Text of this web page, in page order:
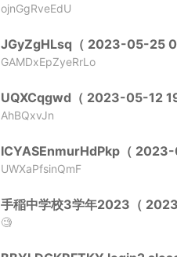
ojnGgRveEdU
JGyZgHLsq（ 2023-05-25
GAMDxEpZyeRrLo
UQXCqgwd（ 2023-05-12
AhBQxvJn
ICYASEnmurHdPkp（
UWXaPfsinQmF
手稲中学校3学年2023（
🧐